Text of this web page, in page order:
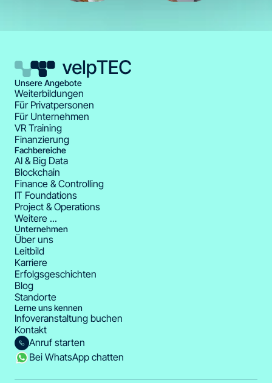
Unsere Angebote
Weiterbildungen
Für Privatpersonen
Für Unternehmen
VR Training
Finanzierung
Fachbereiche
AI & Big Data
Blockchain
Finance & Controlling
IT Foundations
Project & Operations
Weitere ...
Unternehmen
Über uns
Leitbild
Karriere
Erfolgsgeschichten
Blog
Standorte
Lerne uns kennen
Infoveranstaltung buchen
Kontakt
Anruf starten
Bei WhatsApp chatten